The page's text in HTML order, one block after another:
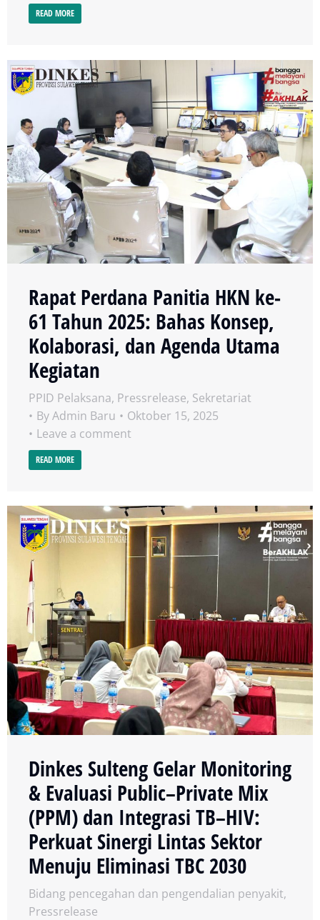
READ MORE
Rapat Perdana Panitia HKN ke-
61 Tahun 2025: Bahas Konsep,
Kolaborasi, dan Agenda Utama
Kegiatan
PPID Pelaksana, Pressrelease, Sekretariat
ByAdmin Baru
Oktober 15, 2025
Leave a comment
READ MORE
Dinkes Sulteng Gelar Monitoring
& Evaluasi Public–Private Mix
(PPM) dan Integrasi TB–HIV:
Perkuat Sinergi Lintas Sektor
Menuju Eliminasi TBC 2030
Bidang pencegahan dan pengendalian penyakit,
Pressrelease